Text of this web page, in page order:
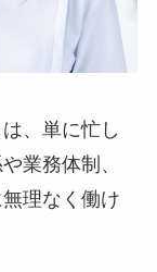
、単に忙し
業務体制、
理なく働け